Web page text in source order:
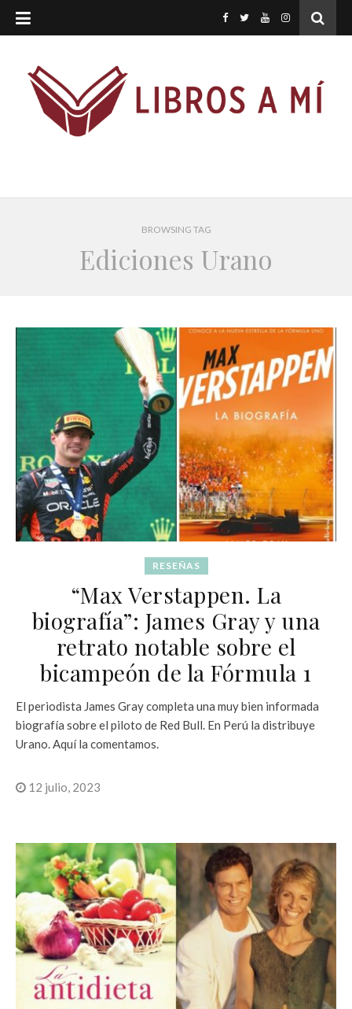
BROWSING TAG
Ediciones Urano
RESEÑAS
“Max Verstappen. La
biografía”: James Gray y una
retrato notable sobre el
bicampeón de la Fórmula 1
El periodista James Gray completa una muy bien informada
biografía sobre el piloto de Red Bull. En Perú la distribuye
Urano. Aquí la comentamos.
12 julio, 2023